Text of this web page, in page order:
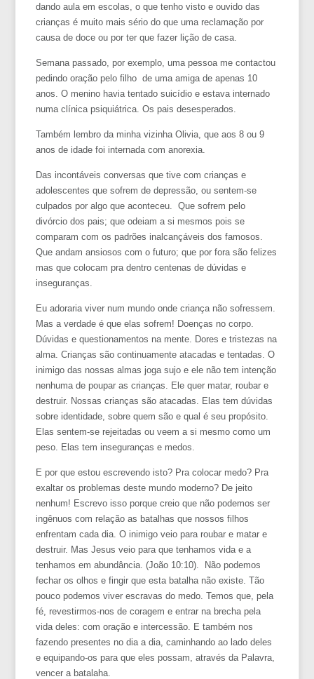
dando aula em escolas, o que tenho visto e ouvido das
crianças é muito mais sério do que uma reclamação por
causa de doce ou por ter que fazer lição de casa.
Semana passado, por exemplo, uma pessoa me contactou
pedindo oração pelo filho de uma amiga de apenas 10
anos. O menino havia tentado suicídio e estava internado
numa clínica psiquiátrica. Os pais desesperados.
Também lembro da minha vizinha Olivia, que aos 8 ou 9
anos de idade foi internada com anorexia.
Das incontáveis conversas que tive com crianças e
adolescentes que sofrem de depressão, ou sentem-se
culpados por algo que aconteceu. Que sofrem pelo
divórcio dos pais; que odeiam a si mesmos pois se
comparam com os padrões inalcançáveis dos famosos.
Que andam ansiosos com o futuro; que por fora são felizes
mas que colocam pra dentro centenas de dúvidas e
inseguranças.
Eu adoraria viver num mundo onde criança não sofressem.
Mas a verdade é que elas sofrem! Doenças no corpo.
Dúvidas e questionamentos na mente. Dores e tristezas na
alma. Crianças são continuamente atacadas e tentadas. O
inimigo das nossas almas joga sujo e ele não tem intenção
nenhuma de poupar as crianças. Ele quer matar, roubar e
destruir. Nossas crianças são atacadas. Elas tem dúvidas
sobre identidade, sobre quem são e qual é seu propósito.
Elas sentem-se rejeitadas ou veem a si mesmo como um
peso. Elas tem inseguranças e medos.
E por que estou escrevendo isto? Pra colocar medo? Pra
exaltar os problemas deste mundo moderno? De jeito
nenhum! Escrevo isso porque creio que não podemos ser
ingênuos com relação as batalhas que nossos filhos
enfrentam cada dia. O inimigo veio para roubar e matar e
destruir. Mas Jesus veio para que tenhamos vida e a
tenhamos em abundância. (João 10:10). Não podemos
fechar os olhos e fingir que esta batalha não existe. Tão
pouco podemos viver escravas do medo. Temos que, pela
fé, revestirmos-nos de coragem e entrar na brecha pela
vida deles: com oração e intercessão. E também nos
fazendo presentes no dia a dia, caminhando ao lado deles
e equipando-os para que eles possam, através da Palavra,
vencer a batalaha.